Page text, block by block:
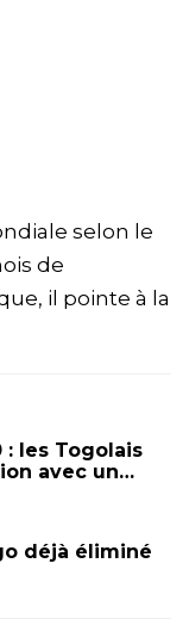
selon le
de
il pointe à la
: les Togolais
avec un…
déjà éliminé